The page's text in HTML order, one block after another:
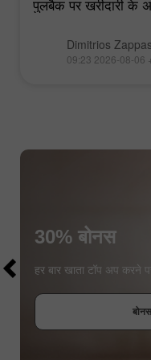
पुलबैक पर खरीदारी के
Dimitrios Zappas
09:23 2026-08-06
30% बोनस
हर बार खाता टॉप अप करने